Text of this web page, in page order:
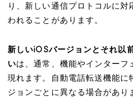
り、新しい通信プロトコルに対
われることがあります。
新しいiOSバージョンとそれ以
いは、通常、機能やインターフ
現れます。自動電話転送機能に
ジョンごとに異なる場合があり